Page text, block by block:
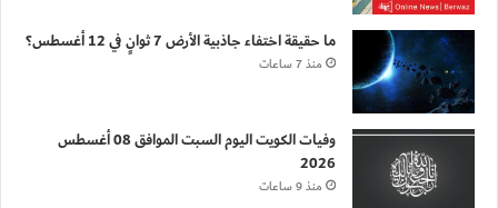
ما حقيقة اختفاء جاذبية الأرض 7 ثوانٍ في 12 أغسطس؟
منذ 7 ساعات
وفيات الكويت اليوم السبت الموافق 08 أغسطس
2026
منذ 9 ساعات